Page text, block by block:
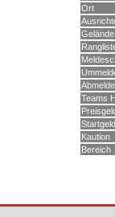
Ort
Gelände
Teams
Startgeld
Kaution
Bereich